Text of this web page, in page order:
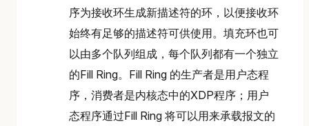
序为接收环生成新描述符的环，以便接收环
始终有足够的描述符可供使用。填充环也可
以由多个队列组成，每个队列都有一个独立
的Fill Ring。Fill Ring 的生产者是用户态程
序，消费者是内核态中的XDP程序；用户
态程序通过Fill Ring 将可以用来承载报文的